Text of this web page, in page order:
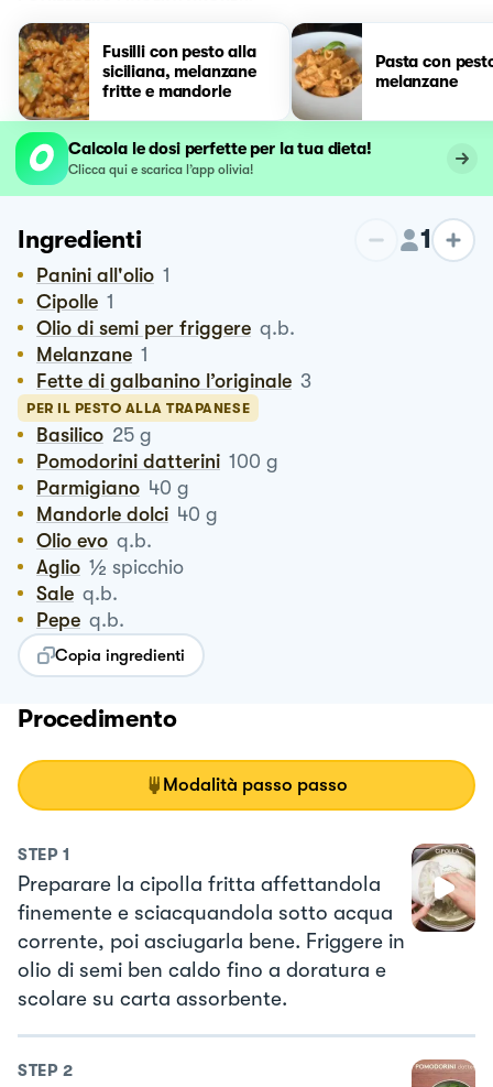
Fusilli con pesto alla
siciliana, melanzane
fritte e mandorle
Pasta con
melanzane
Calcola le dosi perfette per la tua dieta!
Clicca qui e scarica l’app olivia!
Ingredienti 1
Panini all'olio 1
Cipolle 1
Olio di semi per friggere q.b.
Melanzane 1
Fette di galbanino l’originale 3
PER IL PESTO ALLA TRAPANESE
Basilico 25 g
Pomodorini datterini 100 g
Parmigiano 40 g
Mandorle dolci 40 g
Olio evo q.b.
Aglio ½ spicchio
Sale q.b.
Pepe q.b.
Copia ingredienti
Procedimento
Modalità passo passo
STEP 1
Preparare la cipolla fritta affettandola
finemente e sciacquandola sotto acqua
corrente, poi asciugarla bene. Friggere in
olio di semi ben caldo fino a doratura e
scolare su carta assorbente.
STEP 2